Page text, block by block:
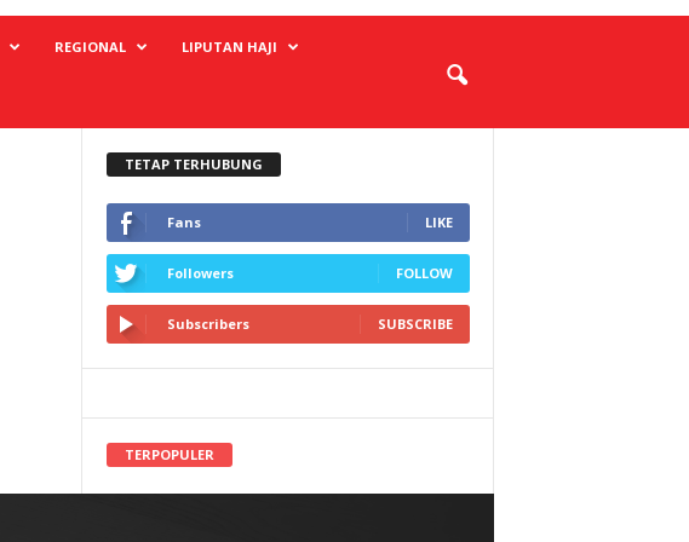
REGIONAL LIPUTAN HAJI
TETAP TERHUBUNG
Fans LIKE
Followers FOLLOW
Subscribers SUBSCRIBE
TERPOPULER